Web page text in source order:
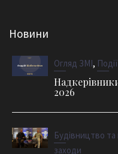
Новини
Огляд ЗМІ,
2026
Будівництво та
заходи